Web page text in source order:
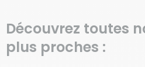
Découvrez toutes
plus proches :